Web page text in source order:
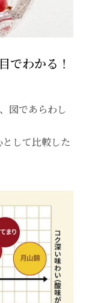
でわかる！
図であらわし
して比較した